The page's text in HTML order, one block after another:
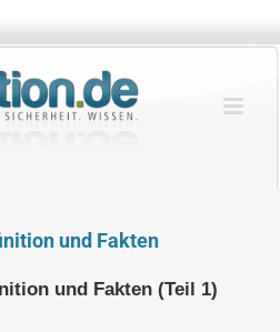
und Fakten
und Fakten (Teil 1)